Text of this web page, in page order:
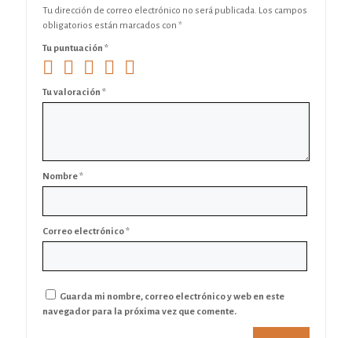
Tu dirección de correo electrónico no será publicada. Los campos
obligatorios están marcados con *
Tu puntuación *
Tu valoración *
Nombre*
Correo electrónico*
Guarda mi nombre, correo electrónico y web en este
navegador para la próxima vez que comente.